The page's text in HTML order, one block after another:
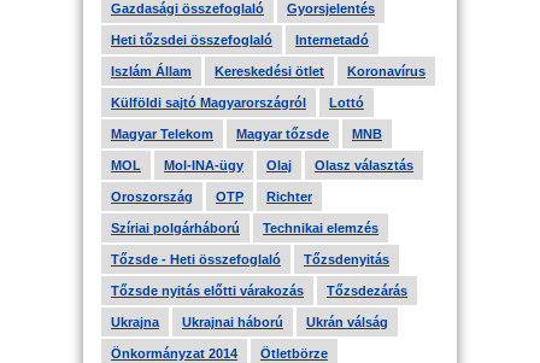
Gazdasági összefoglaló Gyorsjelentés
Heti tőzsdei összefoglaló Internetadó
Iszlám Állam Kereskedési ötlet Koronavírus
Külföldi sajtó Magyarországról Lottó
Magyar Telekom Magyar tőzsde MNB
MOL Mol-INA-ügy Olaj Olasz választás
Oroszország OTP Richter
Szíriai polgárháború Technikai elemzés
Tőzsde - Heti összefoglaló Tőzsdenyitás
Tőzsde nyitás előtti várakozás Tőzsdezárás
Ukrajna Ukrajnai háború Ukrán válság
Önkormányzat 2014 Ötletbörze